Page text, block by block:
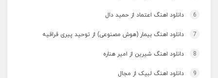
6 دانلود اهنگ اعتماد از حمید دال
7 دانلود اهنگ بیمار (هوش مصنوعی) از توحید پیری قراقیه
8 دانلود اهنگ شیرین از امیر هناره
9 دانلود اهنگ لبیک از مجال